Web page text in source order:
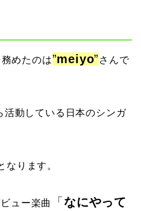
めたのは”meiyo” さんで
活動している日本のシンガ
なります。
ュー楽曲 「なにやって